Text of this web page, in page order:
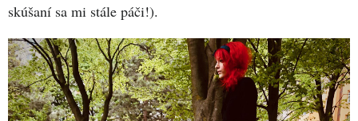
skúšaní sa mi stále páči!).